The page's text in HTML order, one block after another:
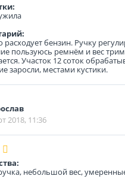
бензин. Ручку
пользуюсь ремнём и вес
Участок 12 соток
заросли, местами кустики.
2018, 11:36
небольшой вес,